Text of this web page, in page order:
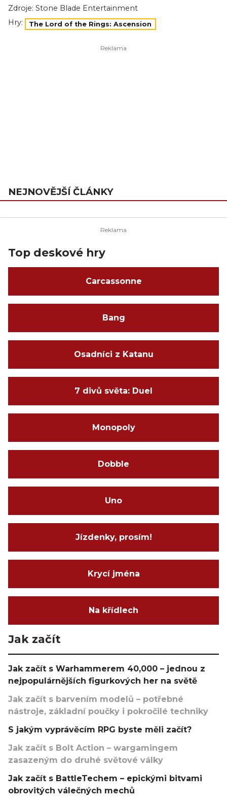
Zdroje: Stone Blade Entertainment
Hry:
The Lord of the Rings: Ascension
NEJNOVĚJŠÍ ČLÁNKY
Top deskové hry
Carcassonne
Bang
Osadníci z Katanu
7 divů světa: Duel
Monopoly
Dobble
Uno
Jízdenky, prosím!
Krycí jména
Na křídlech
Jak začít
Jak začít s Warhammerem 40,000 – jednou z
nejpopulárnějších figurkových her na světě
Jak začít s barvením modelů – potřebné
nástroje, základní poučky i pokročilé techniky
S jakým vyprávěcím RPG byste měli začít?
Jak začít s Bolt Action – wargamingem
zasazeným do druhé světové války
Jak začít s BattleTechem – epickými bitvami
obrovitých válečných mechů